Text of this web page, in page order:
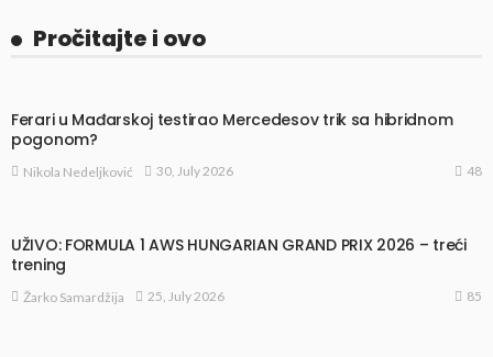
Pročitajte i ovo
Ferari u Mađarskoj testirao Mercedesov trik sa hibridnom
pogonom?
Nikola Nedeljković 30, July 2026 48
UŽIVO: FORMULA 1 AWS HUNGARIAN GRAND PRIX 2026 – treći
trening
Žarko Samardžija 25, July 2026 85